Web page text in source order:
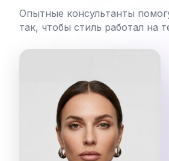
Опытные консультанты
так, чтобы стиль работал на